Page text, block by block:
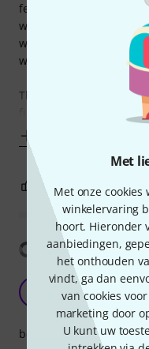
Met
Met onze
winkelervaring
hoort. Hieronder
aanbiedingen,
het onthouden
vindt, ga dan
van cookies
marketing door
U kunt uw
features you'll need.
when you play with the
when set to full! CV1 &
with Doepfer).
The real power of this
fully engaged and you
3
Vertaling tonen
Vintage sound
bediening